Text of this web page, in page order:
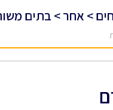
> אחר > בתים